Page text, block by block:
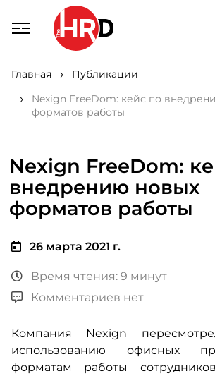
Главная
Публикации
Nexign FreeDom: кейс по
форматов работы
Nexign FreeDom:
внедрению новых
форматов работы
26 марта 2021 г.
Время чтения: 9 минут
Комментариев нет
Компания Nexign
использованию офисных
форматам работы